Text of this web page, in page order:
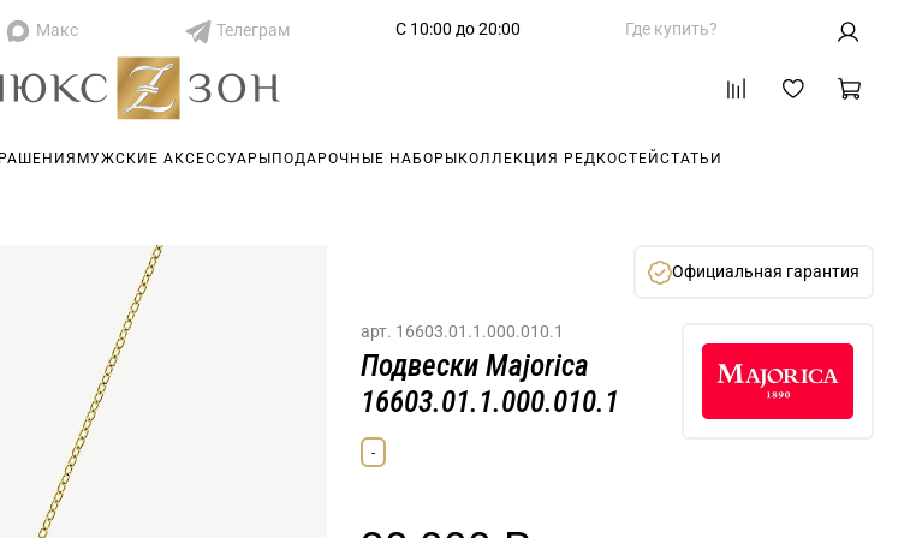
Макс Телеграм С 10:00 до 20:00 Где купить?
МУЖСКИЕ АКСЕССУАРЫ ПОДАРОЧНЫЕ НАБОРЫ КОЛЛЕКЦИЯ РЕДКОСТЕЙ СТАТЬИ
Официальная гарантия
арт. 16603.01.1.000.010.1
Подвески Majorica
16603.01.1.000.010.1
-